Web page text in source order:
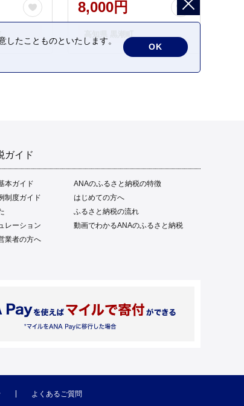
さかな 海鮮 刺身 お刺身 冷
凍 ご家庭用 グルメ 特産品
ご当地 本場 高知 黒潮町 ギ
フト 贈答品 人気 返礼品 ふ
8,000円
ガイド
本ガイド
ANAのふるさと納税の特徴
制度ガイド
はじめての方へ
ふるさと納税の流れ
レーション
動画でわかるANAのふるさと納税
業者の方へ
よくあるご質問
たことものといたします。
OK